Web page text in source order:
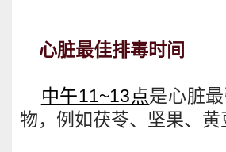
心脏最佳排毒时间
中午11~13点是心脏
物，例如茯苓、坚果、